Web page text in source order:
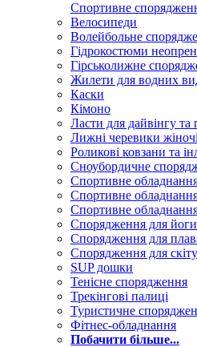
Спортивне
Велосипеди
Волейбольне
Гідрокостюми
Гірськолижне
Жилети для водних
Каски
Кімоно
Ласти для дайвінгу та
Лижні черевики жіночі
Роликові ковзани та
Сноубордичне
Спортивне
Спортивне
Спортивне
Спорядження для йоги
Спорядження для
Спорядження для
SUP дошки
Тенісне спорядження
Трекінгові палиці
Туристичне
Фітнес-обладнання
Побачити більше...